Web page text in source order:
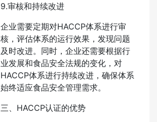
9.审核和持续改进
企业需要定期对HACCP体系进行审
核，评估体系的运行效果，发现问题
及时改进。同时，企业还需要根据行
业发展和食品安全法规的变化，对
HACCP体系进行持续改进，确保体系
始终适应食品安全管理需求。
三、HACCP认证的优势